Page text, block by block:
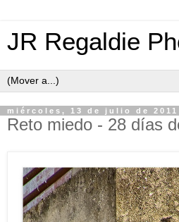
JR Regaldie
miércoles, 13 de julio de 2011
Reto miedo - 28 días